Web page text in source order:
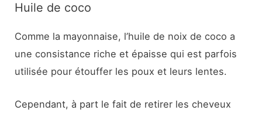
Huile de coco
Comme la mayonnaise, l’huile de noix de coco a
une consistance riche et épaisse qui est parfois
utilisée pour étouffer les poux et leurs lentes.
Cependant, à part le fait de retirer les cheveux